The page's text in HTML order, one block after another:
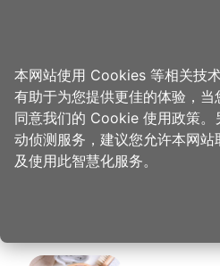
首页 > 想去的地方 > 住宿 > 绿的旅馆
绿的旅馆(3
家
本网站使用 Cookies 等相关技
有助于为您提供更佳的体验，
同意我们的 Cookie 使用政策。
动侦测服务，建议您允许本网
及使用此智慧化服务。